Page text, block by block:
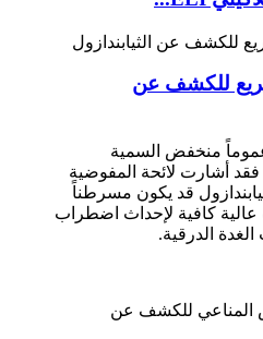
للكشف عن
عموماً منخفض السمية
أشارت لائحة المفوضية
قد يكون مسرطناً
عالية كافية لإحداث اضطراب
الدرقية.